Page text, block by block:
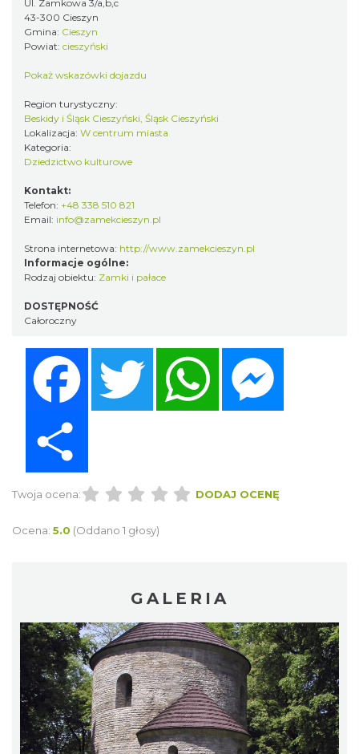
Ul. Zamkowa 3/a,b,c
43-300 Cieszyn
Gmina: Cieszyn
Powiat: cieszyński
Pokaż wskazówki dojazdu
Region turystyczny:
Beskidy i Śląsk Cieszyński, Śląsk Cieszyński
Lokalizacja: W centrum miasta
Kategoria:
Dziedzictwo kulturowe
Kontakt:
Telefon: +48 338 510 821
Email: info@zamekcieszyn.pl
Strona internetowa: http://www.zamekcieszyn.pl
Informacje ogólne:
Rodzaj obiektu: Zamki i pałace
DOSTĘPNOŚĆ
Całoroczny
Twitter WhatsApp
Twoja ocena: DODAJ OCENĘ
Ocena: 5.0 (Oddano 1 głosy)
GALERIA